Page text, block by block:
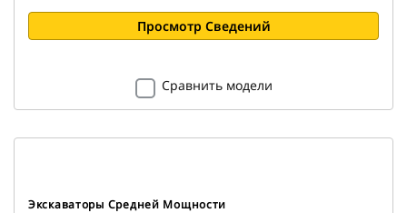
Просмотр Сведений
Сравнить модели
Экскаваторы Средней Мощности